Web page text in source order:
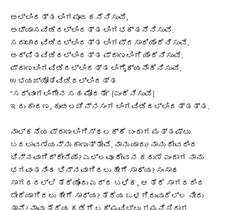
ಅಲ್ಲಿಂದತ್ತ ಲಿಂಗಪೂಜಕನೆನಿಸುವೆ,
ಅಭ್ಯಾಸವಿಡಿದಲ್ಲಿಂದತ್ತ ಲಿಂಗಭಕ್ತನೆನಿಸುವೆ.
ಸದಾಚಾರವಿಡಿದಲ್ಲಿಂದತ್ತ ಲಿಂಗಪ್ರಸಾದಿಯೆಂದೆನಿಸುವೆ.
ಅರ್ಪಿತವಿಡಿದಲ್ಲಿಂದತ್ತ ಪ್ರಾಣಲಿಂಗಿ ಯೆಂದೆನಿಸುವೆ.
ಪ್ರಾಣಲಿಂಗವಿಡಿದಲ್ಲಿಂದತ್ತ ಲಿಂಗೈಕ್ಯನೆಂದೆನಿಸುವೆ.
ಉಭಯಜ್ಯೋತಿವಿಡಿದಲ್ಲಿಂದತ್ತ
“ಸರ್ವಾಂಗಲಿಂಗೇನ ಸಹ ಮೋದತೇ” [ಎಂದೆನಿಸುವೆ]
ಇದು ಕಾರಣ, ಕೂಡಲಚೆನ್ನಸಂಗ ಲಿಂಗವಿಡಿದಲ್ಲಿಂದತ್ತತ್ತ.
ನಾಲ್ಕನೆಯ ಪ್ರಾಣಲಿಂಗಿಸ್ಥಲಕ್ಕೆ ಬಂದಾಗ ಮತ್ತಷ್ಟು
ಬದಲಾವಣೆಯನ್ನು ಕಾಣುತ್ತೇವೆ. ನಾನು ಯಾರು? ನಾನು ದೇವರಿಂದ
ಭಿನ್ನವಾಗಿದ್ದೇನೆಯೆ? ಎಲ್ಲವೂ ದೇವನ ಕರುಣೆ ಎಂದಾಗ ನಾನು
ಭಗವಂತನಿಂದ ಭಿನ್ನವಾಗಿರಲು ಹೇಗೆ ಸಾಧ್ಯ? ಸಂಸಾರ
ಸಾಗರದಲ್ಲಿ ತೆರೆಯೊಂದು ಎದ್ದ ಬಳಿಕ, ಆ ತೆರೆ ಸಾಗರದಿಂದ
ಬೇರೆಯಾಗಿರಲು ಹೇಗೆ ಸಾಧ್ಯ? ತೆರೆಯ ಒಳಗಿರುವುದೆಲ್ಲ ನೀರು